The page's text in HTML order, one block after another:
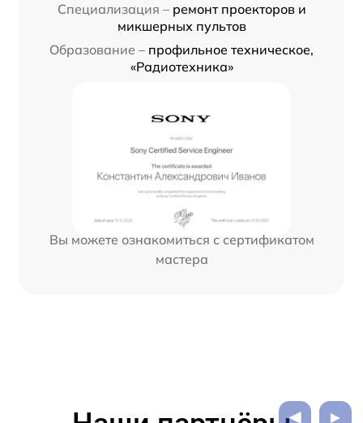
Специализация – ремонт проекторов и
микшерных пультов
Образование – профильное техническое,
«Радиотехника»
Вы можете ознакомиться с сертификатом
мастера